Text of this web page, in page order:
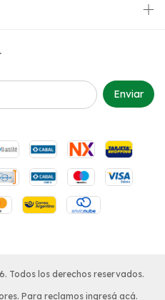
Todos los derechos reservados.
Para reclamos ingresá acá.